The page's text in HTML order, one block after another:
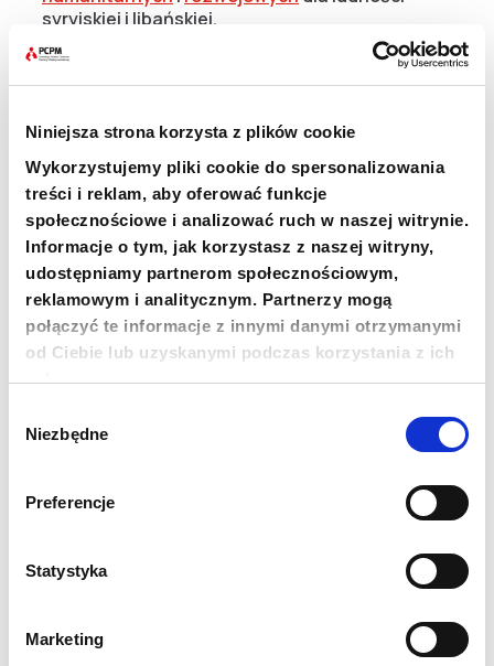
Niniejsza strona korzysta z plików cookie
Wykorzystujemy pliki cookie do spersonalizowania
treści i reklam, aby oferować funkcje
społecznościowe i analizować ruch w naszej witrynie.
Informacje o tym, jak korzystasz z naszej witryny,
udostępniamy partnerom społecznościowym,
reklamowym i analitycznym. Partnerzy mogą
połączyć te informacje z innymi danymi otrzymanymi
od Ciebie lub uzyskanymi podczas korzystania z ich
usług.
zgody
Niezbędne
Preferencje
Statystyka
Marketing
syryjskiej i libańskiej.
Oficjalny profil Fundacji na Instagramie –
@fundacjapcpm
Oficjalny profil Fundacji na Facebooku – Polskie
Centrum Pomocy Międzynarodowej (PCPM)
INFO@PCPM.ORG.PL